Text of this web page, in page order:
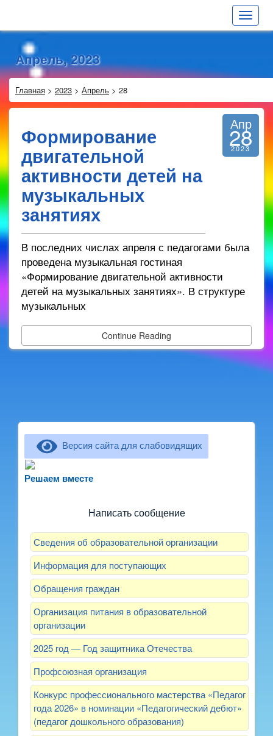
Toggle
Апрель, 2023
Главная > 2023 > Апрель > 28
Формирование
двигательной
активности детей на
музыкальных
занятиях
Апр
28
2023
В последних числах апреля с педагогами была
проведена музыкальная гостиная
«Формирование двигательной активности
детей на музыкальных занятиях». В структуре
музыкальных
Continue Reading
Версия сайта для слабовидящих
Решаем вместерассказать о воспитателях? Знаете, как
Написать сообщение
Сведения об образовательной организации
Информация для поступающих
Обращения граждан
Организация питания в образовательной
организации
2025 год — Год защитника Отечества
Профсоюзная организация
Конкурс профессионального мастерства «Педагог
года 2026» в номинации «Педагогический дебют»
(педагог дошкольного образования)